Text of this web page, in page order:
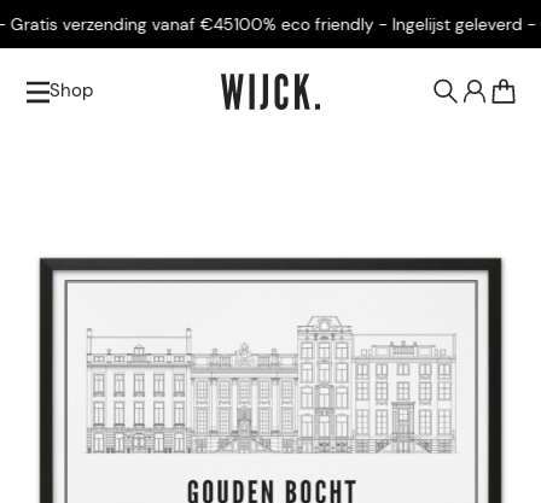
verzending vanaf €45100% eco friendly - Ingelijst geleverd -
Shop